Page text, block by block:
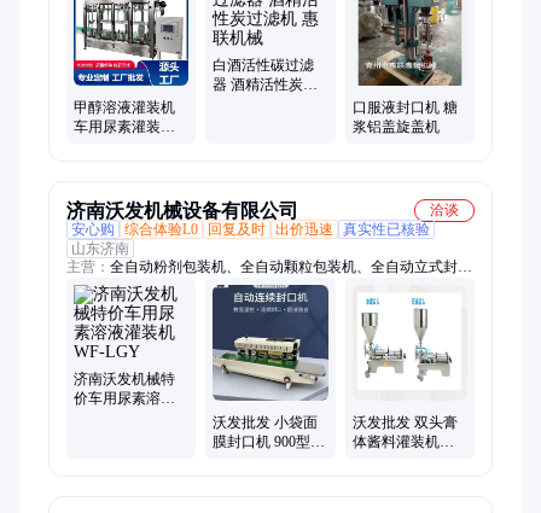
玻璃水防冻液灌装机、化工液体灌装机、口服液灌装机、旋盖
机、反渗透水处理设备、压盖机
甲醇溶液灌装机
车用尿素灌装设
白酒活性碳过滤
器 酒精活性炭过
口服液封口机 糖
浆铝盖旋盖机
济南沃发机械设备有限公司
洽谈
安心购
综合体验L0 回复及时 出价迅速
真实性已核验
山东济南
主营： 全自动粉剂包装机、全自动颗粒包装机、全自动立式封口
机、芝麻酱灌装机，、封箱机、打包机、全自动膏液包装机
济南沃发机械特
价车用尿素溶液
沃发批发 小袋面
膜封口机 900型
沃发批发 双头膏
体酱料灌装机